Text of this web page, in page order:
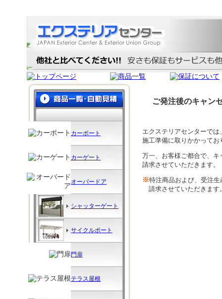
カーポート
カーゲート
オーバードア
シャッターゲート
サイクルポート
門扉
テラス屋根
ご発注後のキャン
エクステリアセンターで
施工準備に取りかかって
万一、お客様ご都合で、
請求させていただきます。
※特注商品および、受注
請求させていただきます